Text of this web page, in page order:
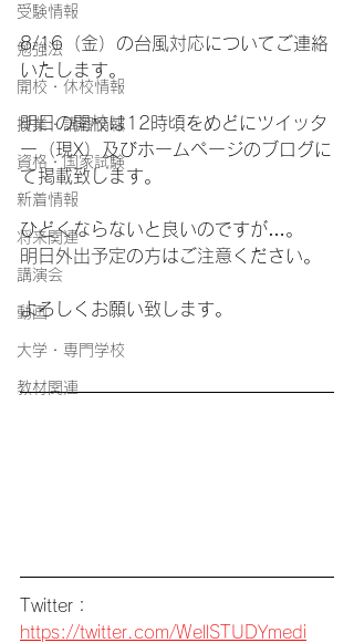
受験情報
勉強法
開校・休校情報
授業・講習情報
資格・国家試験
新着情報
将来関連
講演会
動画
大学・専門学校
教材関連
8/16（金）の台風対応についてご連絡
いたします。
明日の開校は12時頃をめどにツイッタ
ー（現X）及びホームページのブログに
て掲載致します。
ひどくならないと良いのですが…。
明日外出予定の方はご注意ください。
よろしくお願い致します。
Twitter：
https://twitter.com/WellSTUDYmedi